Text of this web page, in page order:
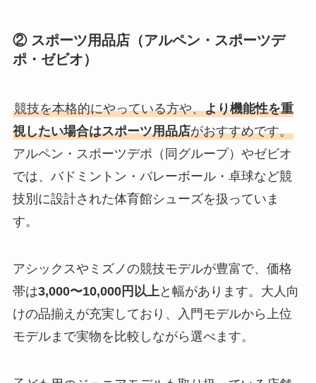
② スポーツ用品店（アルペン・スポーツデ
ポ・ゼビオ）
競技を本格的にやっている方や、より機能性を重
視したい場合はスポーツ用品店がおすすめです。
アルペン・スポーツデポ（同グループ）やゼビオ
では、バドミントン・バレーボール・卓球など競
技別に設計された体育館シューズを扱っていま
す。
アシックスやミズノの競技モデルが豊富で、価格
帯は3,000〜10,000円以上と幅があります。大人向
けの品揃えが充実しており、入門モデルから上位
モデルまで実物を比較しながら選べます。